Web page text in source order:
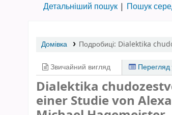
Детальніший пошук Пошук
Домівка Подробиці: Dialektika
Звичайний вигляд
Dialektika
einer Studie von